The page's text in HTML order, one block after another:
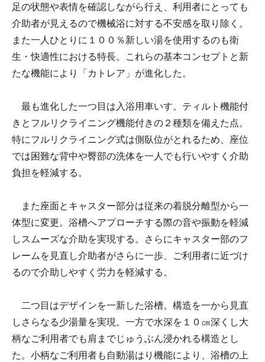
足の状態や表情を確認しながら行え、利用者にとっても
介助者が見えるので機械浴に対する不安感を取り除く。
また一人ひとりに１００％新しい湯を使用するのも衛
生・快適性における特長。これらの基本コンセプトと新
たな機能により「カトレア」が進化した。
最も進化した一つ目は入浴用車いす。ティルト機能付
きとフルリクライニング機能付きの２種類を備えた点。
特にフルリクライニング式は側臥位がとれるため、座位
では困難な背中や臀部の洗体を一人でも行いやすく介助
負担を軽減する。
また座面とキャスター部分は従来の着脱分離型から一
体型に変更。浴槽へアプローチする際の音や振動を軽減
しスムーズな介助を実現する。さらにキャスター部のフ
レームを見直し介助者がさらに一歩、ご利用者に近づけ
るので介助しやすく労力を軽減する。
二つ目はデザインを一新した浴槽。構造を一から見直
しさらなる少湯量を実現。一方で水深を１０㎝深くし大
柄なご利用者でも肩までじゅうぶん浸かれる構造とし
た。小柄なご利用者も自動湯はり機能により、浴槽の上